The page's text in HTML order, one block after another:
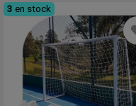
3 en stock